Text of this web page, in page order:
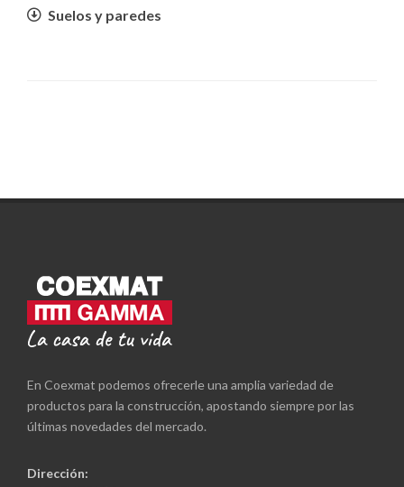
Suelos y paredes
En Coexmat podemos ofrecerle una amplia variedad de
productos para la construcción, apostando siempre por las
últimas novedades del mercado.
Dirección: